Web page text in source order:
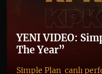
YENI VIDEO:
The Year”
Simple Plan canlı